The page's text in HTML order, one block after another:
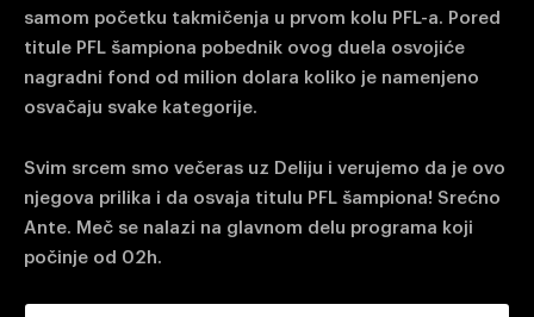
samom početku takmičenja u prvom kolu PFL-a. Pored
titule PFL šampiona pobednik ovog duela osvojiće
nagradni fond od milion dolara koliko je namenjeno
osvačaju svake kategorije.
Svim srcem smo večeras uz Deliju i verujemo da je ovo
njegova prilika i da osvaja titulu PFL šampiona! Srećno
Ante. Meč se nalazi na glavnom delu programa koji
počinje od 02h.